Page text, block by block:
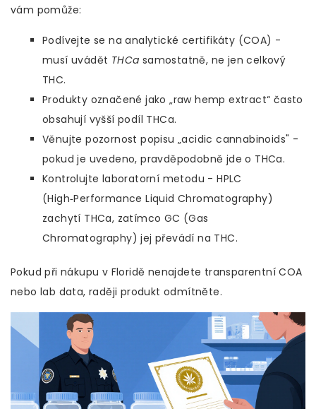
vám pomůže:
Podívejte se na analytické certifikáty (COA) -
musí uvádět THCa samostatně, ne jen celkový
THC.
Produkty označené jako „raw hemp extract“ často
obsahují vyšší podíl THCa.
Věnujte pozornost popisu „acidic cannabinoids" -
pokud je uvedeno, pravděpodobně jde o THCa.
Kontrolujte laboratorní metodu - HPLC
(High‑Performance Liquid Chromatography)
zachytí THCa, zatímco GC (Gas
Chromatography) jej převádí na THC.
Pokud při nákupu v Floridě nenajdete transparentní COA
nebo lab data, raději produkt odmítněte.